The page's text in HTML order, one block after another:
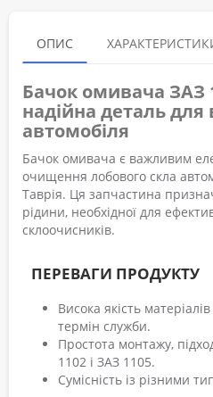
ОПИС
Бачок омивача ЗАЗ
надійна деталь
автомобіля
Бачок омивача є важливим
очищення лобового скла
Таврія. Ця запчастина
рідини, необхідної для
склоочисників.
ПЕРЕВАГИ ПРОДУКТУ
Висока якість
термін служби.
Простота монтажу,
1102 і ЗАЗ 1105.
Сумісність із різними